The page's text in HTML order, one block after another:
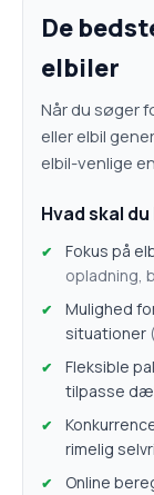
De
elbiler
Når du søger
eller elbil
elbil-venlige
Hvad skal
Fokus på
opladning,
Mulighed
situationer
Fleksible
tilpasse
rimelig
Online